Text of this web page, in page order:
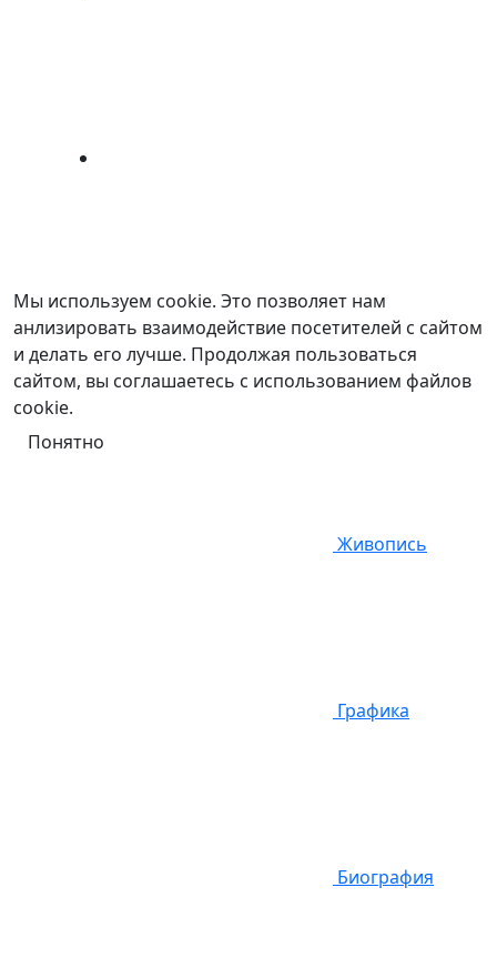
Мы используем cookie. Это позволяет нам
анлизировать взаимодействие посетителей с сайтом
и делать его лучше. Продолжая пользоваться
сайтом, вы соглашаетесь с использованием файлов
cookie.
Понятно
Живопись
Графика
Биография